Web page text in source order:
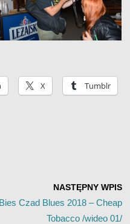
X Tumblr
NASTĘPNY WPIS
Bies Czad Blues 2018 – Cheap
Tobacco /wideo 01/